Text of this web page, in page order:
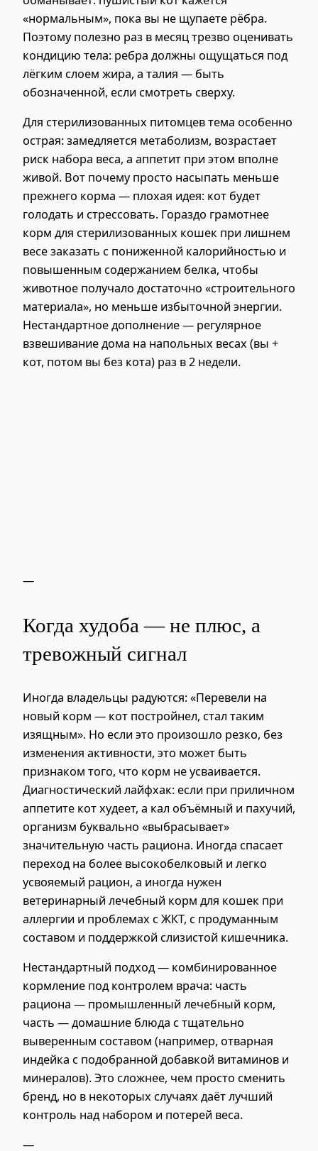
«нормальным», пока вы не щупаете рёбра.
Поэтому полезно раз в месяц трезво оценивать
кондицию тела: ребра должны ощущаться под
лёгким слоем жира, а талия — быть
обозначенной, если смотреть сверху.
Для стерилизованных питомцев тема особенно
острая: замедляется метаболизм, возрастает
риск набора веса, а аппетит при этом вполне
живой. Вот почему просто насыпать меньше
прежнего корма — плохая идея: кот будет
голодать и стрессовать. Гораздо грамотнее
корм для стерилизованных кошек при лишнем
весе заказать с пониженной калорийностью и
повышенным содержанием белка, чтобы
животное получало достаточно «строительного
материала», но меньше избыточной энергии.
Нестандартное дополнение — регулярное
взвешивание дома на напольных весах (вы +
кот, потом вы без кота) раз в 2 недели.
—
Когда худоба — не плюс, а
тревожный сигнал
Иногда владельцы радуются: «Перевели на
новый корм — кот постройнел, стал таким
изящным». Но если это произошло резко, без
изменения активности, это может быть
признаком того, что корм не усваивается.
Диагностический лайфхак: если при приличном
аппетите кот худеет, а кал объёмный и пахучий,
организм буквально «выбрасывает»
значительную часть рациона. Иногда спасает
переход на более высокобелковый и легко
усвояемый рацион, а иногда нужен
ветеринарный лечебный корм для кошек при
аллергии и проблемах с ЖКТ, с продуманным
составом и поддержкой слизистой кишечника.
Нестандартный подход — комбинированное
кормление под контролем врача: часть
рациона — промышленный лечебный корм,
часть — домашние блюда с тщательно
выверенным составом (например, отварная
индейка с подобранной добавкой витаминов и
минералов). Это сложнее, чем просто сменить
бренд, но в некоторых случаях даёт лучший
контроль над набором и потерей веса.
—